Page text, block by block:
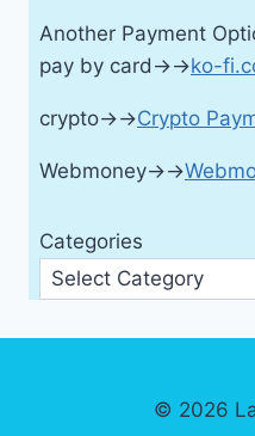
Another Payment
pay by card→→ko-
crypto→→Crypto
Webmoney→→
Categories
© 2026